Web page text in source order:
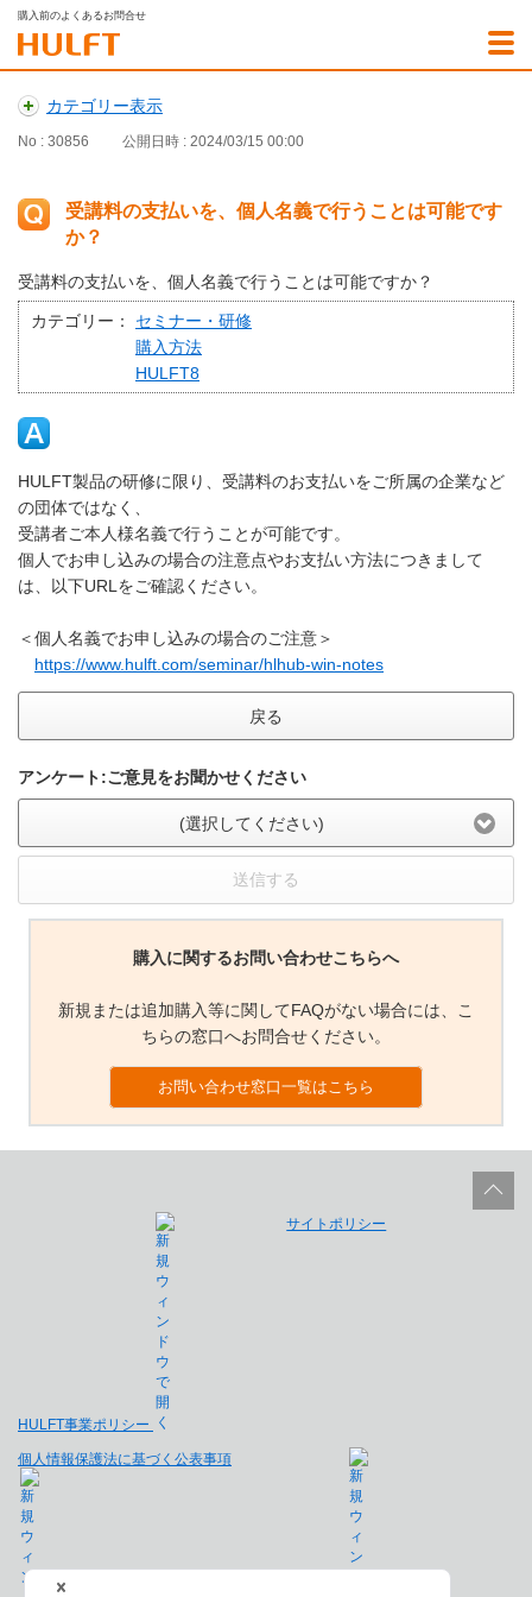
購入前のよくあるお問合せ
カテゴリー表示
No : 30856 公開日時 : 2024/03/15 00:00
受講料の支払いを、個人名義で行うことは可能です
か？
受講料の支払いを、個人名義で行うことは可能ですか？
カテゴリー：
セミナー・研修
購入方法
HULFT8
HULFT製品の研修に限り、受講料のお支払いをご所属の企業など
の団体ではなく、
受講者ご本人様名義で行うことが可能です。
個人でお申し込みの場合の注意点やお支払い方法につきまして
は、以下URLをご確認ください。
＜個人名義でお申し込みの場合のご注意＞
https://www.hulft.com/seminar/hlhub-win-notes
戻る
アンケート:ご意見をお聞かせください
(選択してください)
送信する
購入に関するお問い合わせこちらへ
新規または追加購入等に関してFAQがない場合には、こ
ちらの窓口へお問合せください。
お問い合わせ窓口一覧はこちら
HULFT事業ポリシー
サイトポリシー
個人情報保護法に基づく公表事項